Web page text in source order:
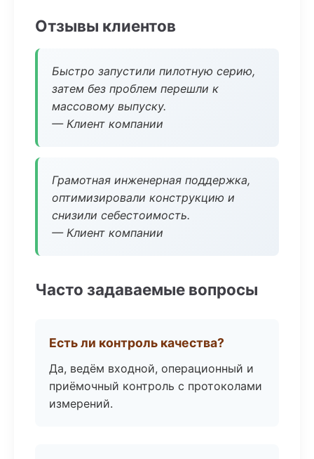
Отзывы клиентов
Быстро запустили пилотную серию,
затем без проблем перешли к
массовому выпуску.
— Клиент компании
Грамотная инженерная поддержка,
оптимизировали конструкцию и
снизили себестоимость.
— Клиент компании
Часто задаваемые вопросы
Есть ли контроль качества?
Да, ведём входной, операционный и
приёмочный контроль с протоколами
измерений.